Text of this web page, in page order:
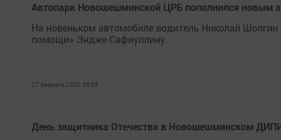
Автопарк Новошешминской ЦРБ пополнился новым
На новеньком автомобиле водитель Николай
помощи» Эндже Сафиуллину.
27 февраля 2020, 08:38
День защитника Отечества в Новошешминском